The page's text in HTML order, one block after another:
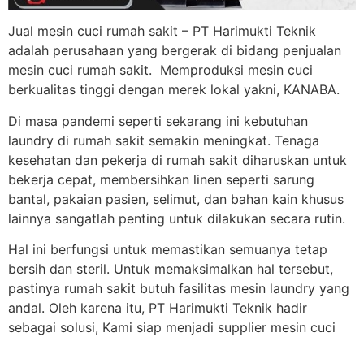
Jual mesin cuci rumah sakit – PT Harimukti Teknik
adalah perusahaan yang bergerak di bidang penjualan
mesin cuci rumah sakit. Memproduksi mesin cuci
berkualitas tinggi dengan merek lokal yakni, KANABA.
Di masa pandemi seperti sekarang ini kebutuhan
laundry di rumah sakit semakin meningkat. Tenaga
kesehatan dan pekerja di rumah sakit diharuskan untuk
bekerja cepat, membersihkan linen seperti sarung
bantal, pakaian pasien, selimut, dan bahan kain khusus
lainnya sangatlah penting untuk dilakukan secara rutin.
Hal ini berfungsi untuk memastikan semuanya tetap
bersih dan steril. Untuk memaksimalkan hal tersebut,
pastinya rumah sakit butuh fasilitas mesin laundry yang
andal. Oleh karena itu, PT Harimukti Teknik hadir
sebagai solusi, Kami siap menjadi supplier mesin cuci